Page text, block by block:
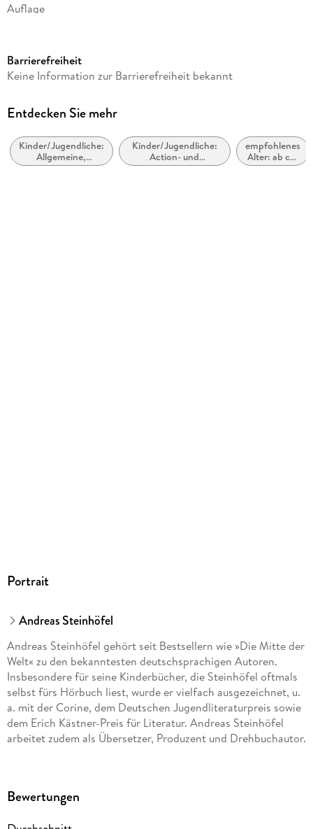
Auflage
Dateigröße
Laufzeit
Altersempfehlung
ab 10 Jahre
Barrierefreiheit
Keine Information zur Barrierefreiheit bekannt
Entdecken Sie mehr
Kinder/Jugendliche:
Allgemeine,
moderne und
Kinder/Jugendliche:
Action- und
Abenteuergeschichten
empfohlenes
Alter: ab ca.
10 Jahre
Portrait
Andreas Steinhöfel
Andreas Steinhöfel gehört seit Bestsellern wie »Die Mitte der
Welt« zu den bekanntesten deutschsprachigen Autoren.
Insbesondere für seine Kinderbücher, die Steinhöfel oftmals
selbst fürs Hörbuch liest, wurde er vielfach ausgezeichnet, u.
a. mit der Corine, dem Deutschen Jugendliteraturpreis sowie
dem Erich Kästner-Preis für Literatur. Andreas Steinhöfel
arbeitet zudem als Übersetzer, Produzent und Drehbuchautor.
Bewertungen